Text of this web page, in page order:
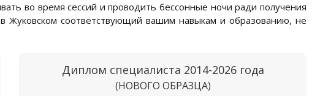
во время сессий и проводить бессонные ночи ради получения
Жуковском соответствующий вашим навыкам и образованию, не
Диплом специалиста 2014-2026 года
(НОВОГО ОБРАЗЦА)